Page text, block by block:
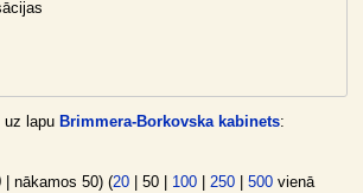
uz lapu Brimmera-Borkovska kabinets:
| nākamos 50) (20| 50| 100| 250| 500vienā